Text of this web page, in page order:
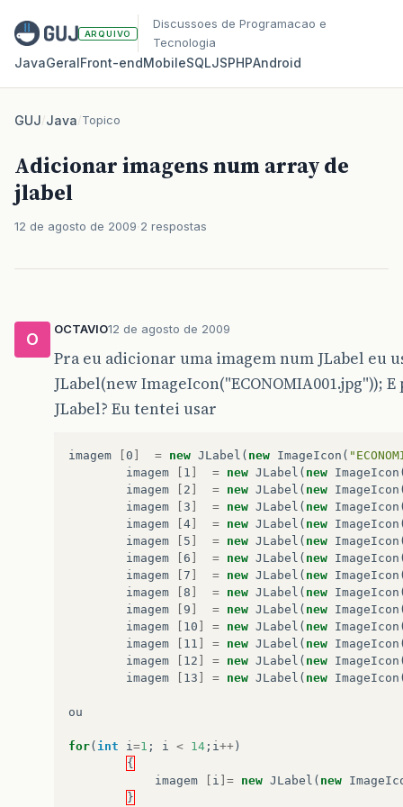
ARQUIVO
Discussoes de Programacao e
Tecnologia
JavaGeralFront‑endMobileSQLJSPHPAndroid
GUJ/Java/Topico
Adicionar imagens num array de
jlabel
12 de agosto de 2009 2 respostas
O
OCTAVIO12 de agosto de 2009
Pra eu adicionar uma imagem num JLabel eu
JLabel(new ImageIcon("ECONOMIA001.jpg"));
JLabel? Eu tentei usar
imagem 0 = new JLabel ( new ImageIcon (
imagem
1 = new JLabel ( new ImageIcon
imagem
2 = new JLabel ( new ImageIcon
imagem
3 = new JLabel ( new ImageIcon
imagem
4 = new JLabel ( new ImageIcon
imagem
5 = new JLabel ( new ImageIcon
imagem
6 = new JLabel ( new ImageIcon
imagem
7 = new JLabel ( new ImageIcon
imagem
8 = new JLabel ( new ImageIcon
imagem
9 = new JLabel ( new ImageIcon
imagem
10 = new JLabel ( new ImageIcon
imagem
11 = new JLabel ( new ImageIcon
imagem
12 = new JLabel ( new ImageIcon
imagem
13 = new JLabel ( new ImageIcon
ou
for( int i=1 ; i < 14 ; i++ )
{
imagem
i ]= new JLabel ( new
}